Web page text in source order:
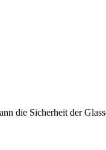
die Sicherheit der